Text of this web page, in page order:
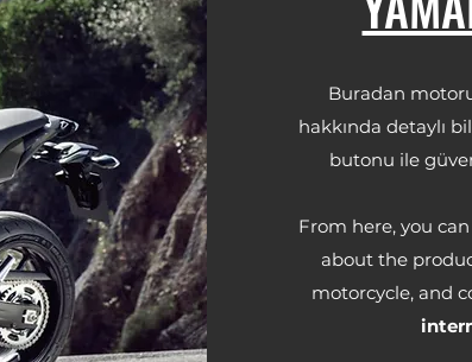
Buradan
hakkında detaylı
butonu ile
From here, you
about the
motorcycle, and